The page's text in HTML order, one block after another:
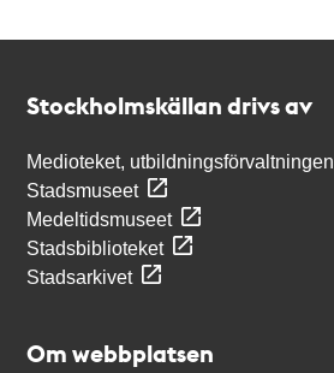
Stockholmskällan drivs av
Medioteket, utbildningsförvaltningen
Stadsmuseet
Medeltidsmuseet
Stadsbiblioteket
Stadsarkivet
Om webbplatsen